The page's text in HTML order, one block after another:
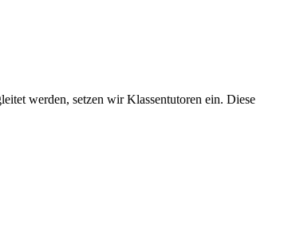
werden, setzen wir Klassentutoren ein. Diese